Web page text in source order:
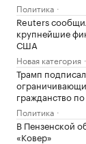
Политика
Reuters
крупнейшие
США
Новая категория
Трамп
гражданство
Политика
В Пензенской
«Ковер»